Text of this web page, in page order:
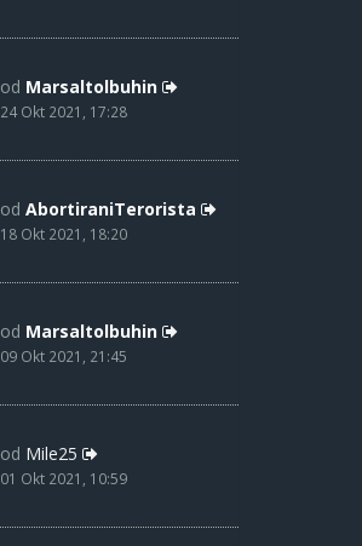
od Marsaltolbuhin
24 Okt 2021, 17:28
od AbortiraniTerorista
18 Okt 2021, 18:20
od Marsaltolbuhin
09 Okt 2021, 21:45
od Mile25
01 Okt 2021, 10:59